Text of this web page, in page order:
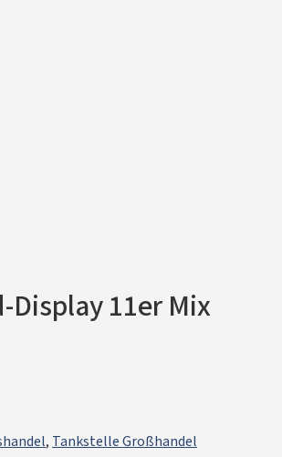
Display 11er Mix
, Tankstelle Großhandel